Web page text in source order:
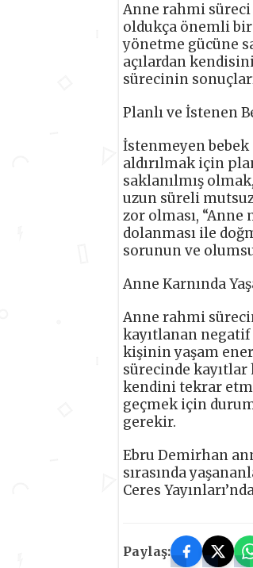
Anne rahmi süreci
oldukça önemli bir
yönetme gücüne
açılardan
sürecinin
Planlı ve İstenen
İstenmeyen bebek
aldırılmak için
saklanılmış
uzun süreli
zor olması, “Anne
dolanması ile
sorunun ve
Anne Karnında
Anne rahmi
kayıtlanan
kişinin yaşam
sürecinde
kendini tekrar
geçmek için
gerekir.
Ebru Demirhan
sırasında
Ceres
Paylaş: